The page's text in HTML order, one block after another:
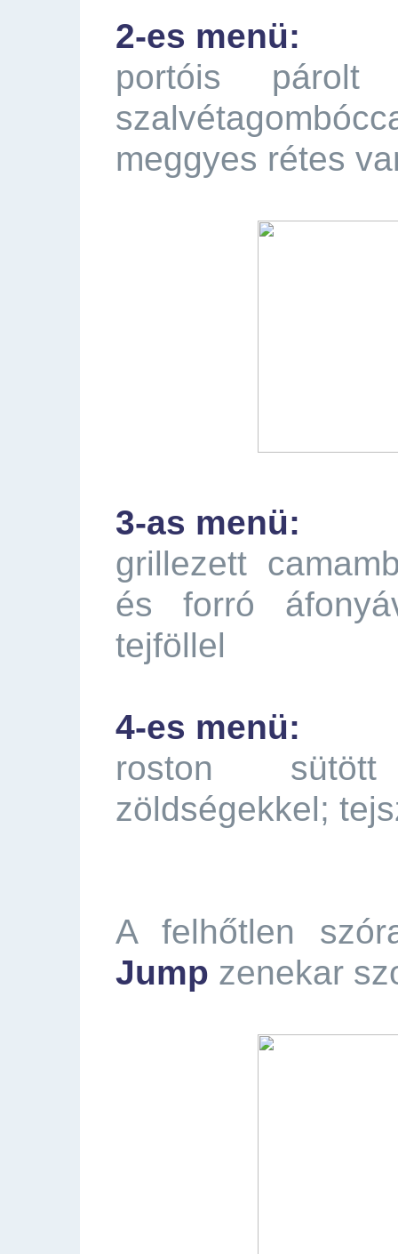
2-es menü:
portóis párolt
meggyes rétes
3-as menü:
grillezett
és forró
tejföllel
4-es menü:
roston
zöldségekkel;
A felhőtlen
Jump zenekar